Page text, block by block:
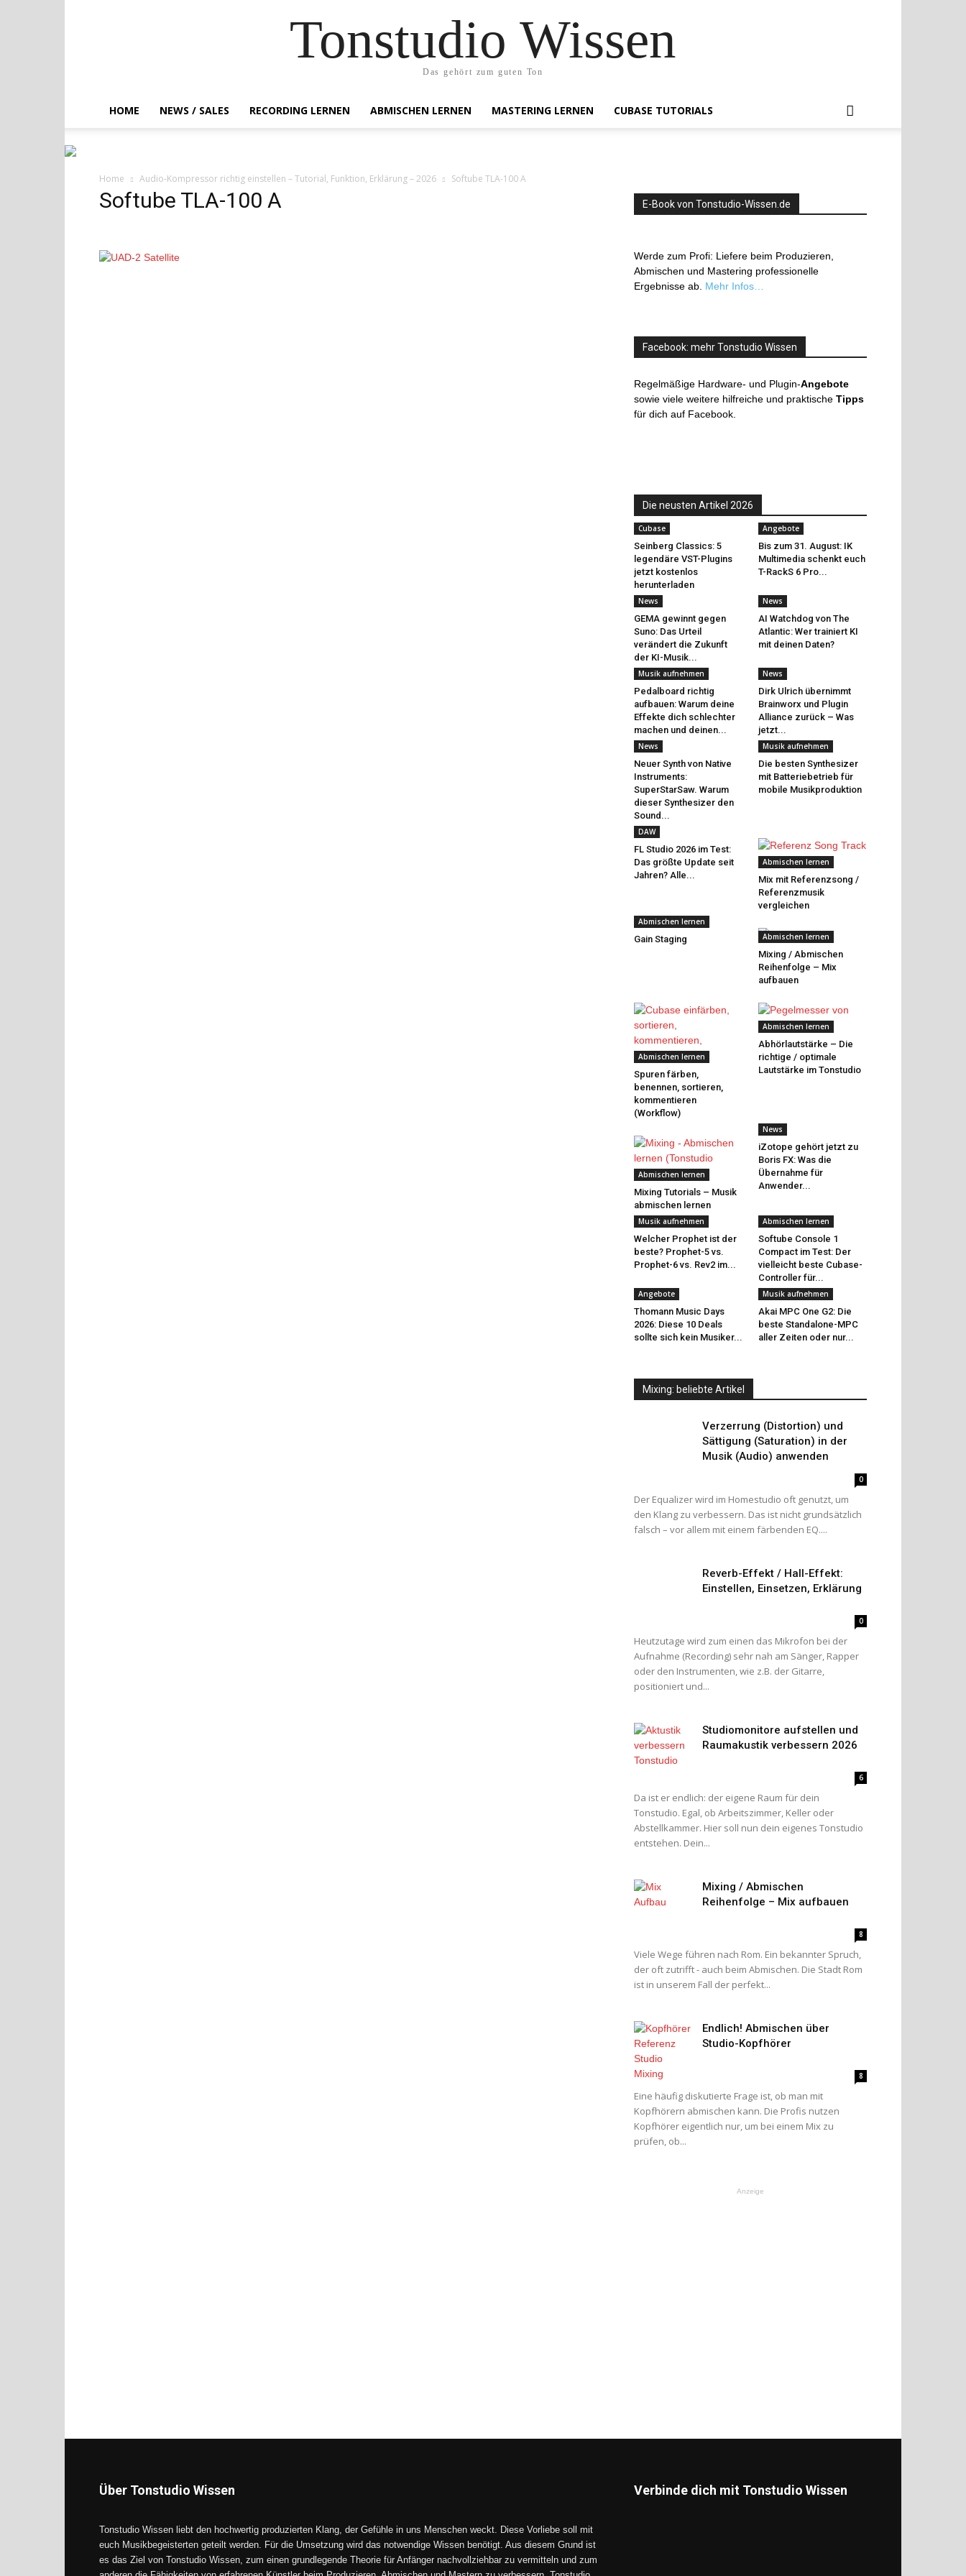
Tonstudio Wissen
Das gehört zum guten Ton
HOME NEWS / SALES RECORDING LERNEN ABMISCHEN LERNEN MASTERING LERNEN CUBASE TUTORIALS
Home Audio-Kompressor richtig einstellen – Tutorial, Funktion, Erklärung – 2026 Softube TLA-100 A
Softube TLA-100 A E-Book von Tonstudio-Wissen.de
Werde zum Profi: Liefere beim Produzieren,
Abmischen und Mastering professionelle
Ergebnisse ab. Mehr Infos…
Facebook: mehr Tonstudio Wissen
Regelmäßige Hardware- und Plugin-Angebote
sowie viele weitere hilfreiche und praktische Tipps
für dich auf Facebook.
Die neusten Artikel 2026
Cubase
Seinberg Classics: 5
legendäre VST-Plugins
jetzt kostenlos
herunterladen
Angebote
Bis zum 31. August: IK
Multimedia schenkt euch
T-RackS 6 Pro...
News
GEMA gewinnt gegen
Suno: Das Urteil
verändert die Zukunft
der KI-Musik...
News
AI Watchdog von The
Atlantic: Wer trainiert KI
mit deinen Daten?
Musik aufnehmen
Pedalboard richtig
aufbauen: Warum deine
Effekte dich schlechter
machen und deinen...
News
Dirk Ulrich übernimmt
Brainworx und Plugin
Alliance zurück – Was
jetzt...
News
Neuer Synth von Native
Instruments:
SuperStarSaw. Warum
dieser Synthesizer den
Sound...
Musik aufnehmen
Die besten Synthesizer
mit Batteriebetrieb für
mobile Musikproduktion
DAW
FL Studio 2026 im Test:
Das größte Update seit
Jahren? Alle...
Abmischen lernen
Mix mit Referenzsong /
Referenzmusik
vergleichen
Abmischen lernen
Gain Staging Abmischen lernen
Mixing / Abmischen
Reihenfolge – Mix
aufbauen
Abmischen lernen
Spuren färben,
benennen, sortieren,
kommentieren
(Workflow)
Abmischen lernen
Abhörlautstärke – Die
richtige / optimale
Lautstärke im Tonstudio
Abmischen lernen
Mixing Tutorials – Musik
abmischen lernen
News
iZotope gehört jetzt zu
Boris FX: Was die
Übernahme für
Anwender...
Musik aufnehmen
Welcher Prophet ist der
beste? Prophet-5 vs.
Prophet-6 vs. Rev2 im...
Abmischen lernen
Softube Console 1
Compact im Test: Der
vielleicht beste Cubase-
Controller für...
Angebote
Thomann Music Days
2026: Diese 10 Deals
sollte sich kein Musiker...
Musik aufnehmen
Akai MPC One G2: Die
beste Standalone-MPC
aller Zeiten oder nur...
Mixing: beliebte Artikel
Verzerrung (Distortion) und
Sättigung (Saturation) in der
Musik (Audio) anwenden
0
Der Equalizer wird im Homestudio oft genutzt, um
den Klang zu verbessern. Das ist nicht grundsätzlich
falsch – vor allem mit einem färbenden EQ....
Reverb-Effekt / Hall-Effekt:
Einstellen, Einsetzen, Erklärung
0
Heutzutage wird zum einen das Mikrofon bei der
Aufnahme (Recording) sehr nah am Sänger, Rapper
oder den Instrumenten, wie z.B. der Gitarre,
positioniert und...
Studiomonitore aufstellen und
Raumakustik verbessern 2026
6
Da ist er endlich: der eigene Raum für dein
Tonstudio. Egal, ob Arbeitszimmer, Keller oder
Abstellkammer. Hier soll nun dein eigenes Tonstudio
entstehen. Dein...
Mixing / Abmischen
Reihenfolge – Mix aufbauen
8
Viele Wege führen nach Rom. Ein bekannter Spruch,
der oft zutrifft - auch beim Abmischen. Die Stadt Rom
ist in unserem Fall der perfekt...
Endlich! Abmischen über
Studio-Kopfhörer
8
Eine häufig diskutierte Frage ist, ob man mit
Kopfhörern abmischen kann. Die Profis nutzen
Kopfhörer eigentlich nur, um bei einem Mix zu
prüfen, ob...
Anzeige
Über Tonstudio Wissen
Tonstudio Wissen liebt den hochwertig produzierten Klang, der Gefühle in uns Menschen weckt. Diese Vorliebe soll mit
euch Musikbegeisterten geteilt werden. Für die Umsetzung wird das notwendige Wissen benötigt. Aus diesem Grund ist
es das Ziel von Tonstudio Wissen, zum einen grundlegende Theorie für Anfänger nachvollziehbar zu vermitteln und zum
Verbinde dich mit Tonstudio Wissen